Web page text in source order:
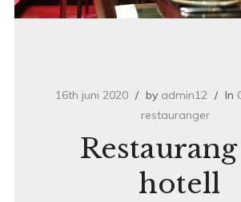
16th juni 2020 by admin12 In
restauranger
hotell